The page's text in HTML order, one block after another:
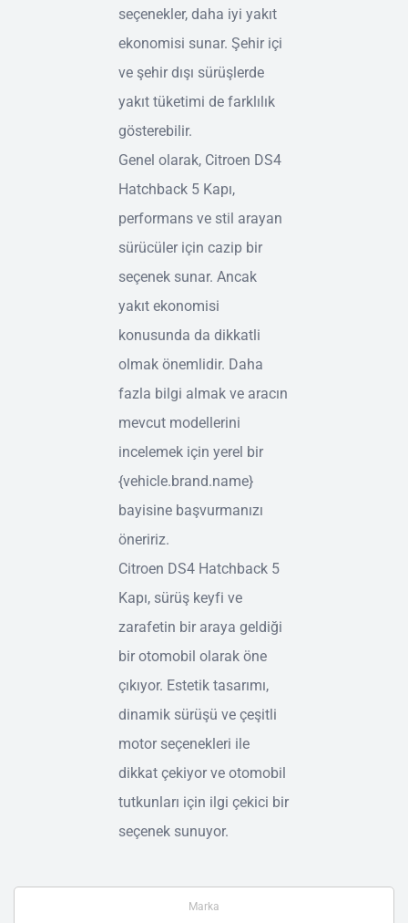
seçenekler, daha iyi yakıt
ekonomisi sunar. Şehir içi
ve şehir dışı sürüşlerde
yakıt tüketimi de farklılık
gösterebilir.
Genel olarak, Citroen DS4
Hatchback 5 Kapı,
performans ve stil arayan
sürücüler için cazip bir
seçenek sunar. Ancak
yakıt ekonomisi
konusunda da dikkatli
olmak önemlidir. Daha
fazla bilgi almak ve aracın
mevcut modellerini
incelemek için yerel bir
{vehicle.brand.name}
bayisine başvurmanızı
öneririz.
Citroen DS4 Hatchback 5
Kapı, sürüş keyfi ve
zarafetin bir araya geldiği
bir otomobil olarak öne
çıkıyor. Estetik tasarımı,
dinamik sürüşü ve çeşitli
motor seçenekleri ile
dikkat çekiyor ve otomobil
tutkunları için ilgi çekici bir
seçenek sunuyor.
Marka